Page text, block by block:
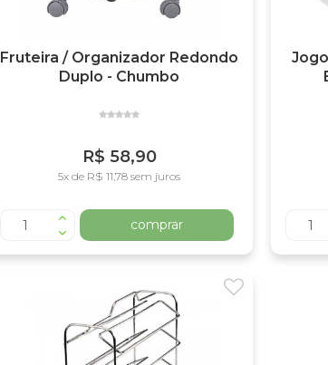
Fruteira / Organizador Redondo
Duplo - Chumbo
R$ 58,90
5x de R$ 11,78 sem juros
comprar